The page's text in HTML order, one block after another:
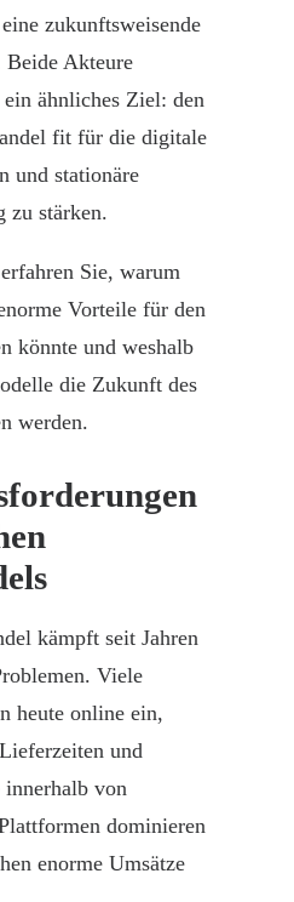
eine zukunftsweisende
Beide Akteure
ähnliches Ziel: den
fit für die digitale
und stationäre
zu stärken.
Sie, warum
Vorteile für den
könnte und weshalb
die Zukunft des
werden.
kämpft seit Jahren
Viele
heute online ein,
und
innerhalb von
dominieren
enorme Umsätze